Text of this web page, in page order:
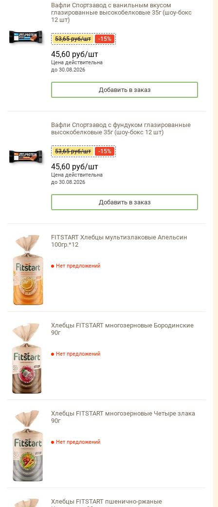
Вафли Спортзавод с ванильным вкусом
глазированные высокобелковые 35г (шоу-бокс
12 шт)
53,65 руб/шт -15%
45,60 руб/шт
Цена действительна
до 30.08.2026
Добавить в заказ
Вафли Спортзавод с фундуком глазированные
высокобелковые 35г (шоу-бокс 12 шт)
53,65 руб/шт -15%
45,60 руб/шт
Цена действительна
до 30.08.2026
Добавить в заказ
FITSTART Хлебцы мультизлаковые Апельсин
100гр.*12
Нет предложений
Хлебцы FITSTART многозерновые Бородинские
90г
Нет предложений
Хлебцы FITSTART многозерновые Четыре злака
90г
Нет предложений
Хлебцы FITSTART пшенично-ржаные